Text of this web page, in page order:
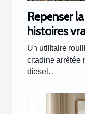
Repenser
histoires
Un utilitaire
citadine arrêtée
diesel...